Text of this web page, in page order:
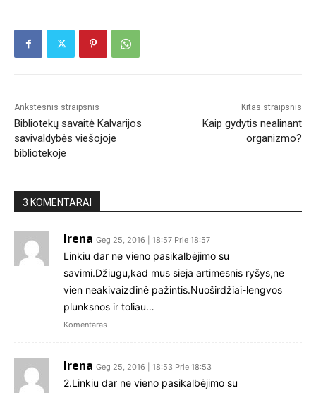
Ankstesnis straipsnis
Bibliotekų savaitė Kalvarijos
savivaldybės viešojoje
bibliotekoje
Kitas straipsnis
Kaip gydytis nealinant
organizmo?
3 KOMENTARAI
Irena Geg 25, 2016 | 18:57 Prie 18:57
Linkiu dar ne vieno pasikalbėjimo su
savimi.Džiugu,kad mus sieja artimesnis ryšys,ne
vien neakivaizdinė pažintis.Nuoširdžiai-lengvos
plunksnos ir toliau…
Komentaras
Irena Geg 25, 2016 | 18:53 Prie 18:53
2.Linkiu dar ne vieno pasikalbėjimo su